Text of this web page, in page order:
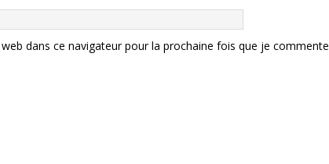
dans ce navigateur pour la prochaine fois que je